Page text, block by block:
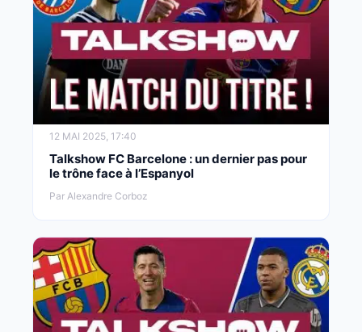
12 MAI 2025, 17:40
Talkshow FC Barcelone : un dernier pas pour
le trône face à l’Espanyol
Par Alexandre Corboz